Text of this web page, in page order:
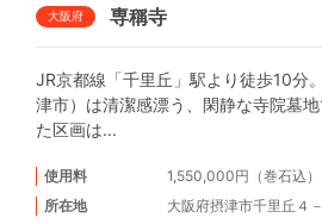
大阪府 専稱寺
JR京都線「千里丘」駅より徒歩10分
津市）は清潔感漂う、閑静な寺院墓
た区画は...
使用料
1,550,000円（巻石込）
所在地
大阪府摂津市千里丘４